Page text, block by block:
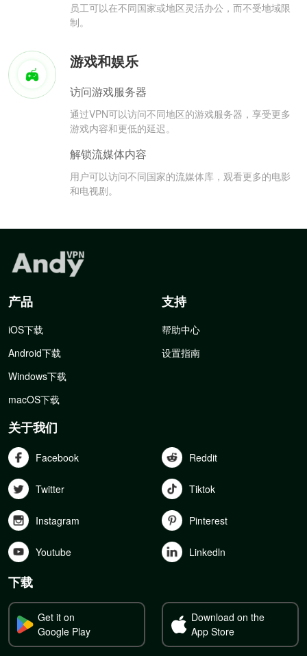
员工可以在不同国家或地区灵活办公，而不受地域限
制。
游戏和娱乐
访问游戏服务器
通过VPN可以访问不同地区的游戏服务器，享受更多
游戏内容和更低的延迟。
解锁流媒体内容
用户可以访问不同国家的流媒体库，观看更多的电影
和电视剧。
产品
iOS下载
Android下载
Windows下载
macOS下载
支持
帮助中心
设置指南
关于我们
Facebook Reddit
Twitter Tiktok
Instagram Pinterest
Youtube Linkedln
下载
Get it on
Google Play
Download on the
App Store